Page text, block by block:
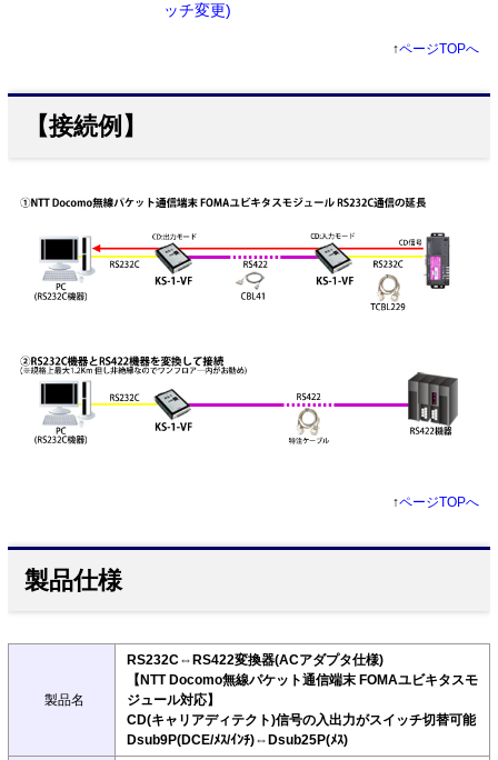
ッチ変更)
↑ページTOPへ
【接続例】
↑ページTOPへ
製品仕様
製品名
RS232C⇔RS422変換器(ACアダプタ仕様)
【NTT Docomo無線パケット通信端末 FOMAユビキタスモ
ジュール対応】
CD(キャリアディテクト)信号の入出力がスイッチ切替可能
Dsub9P(DCE/ﾒｽ/ｲﾝﾁ)⇔Dsub25P(ﾒｽ)